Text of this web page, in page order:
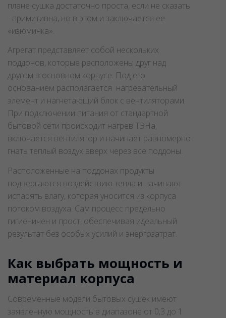
плане сушка достаточно проста, если не сказать
- примитивна, но в этом и заключается ее
«изюминка».
Агрегат представляет собой нескольких
поддонов, которые расположены друг над
другом в основном корпусе. Под его
основанием располагается нагревательный
элемент и нагнетающий блок с вентиляторами.
При подключении питания от стандартной
бытовой сети происходит нагрев ТЭНа,
включается вентилятор и начинает равномерно
гнать теплый воздух вверх через все поддоны.
Расположенные на поддонах продукты
подвергаются воздействию тепла и начинают
испарять влагу, которая уносится из корпуса
потоком воздуха. Сам процесс предельно
гигиеничен и прост, обеспечивая идеальный
результат без особых усилий и энергозатрат.
Как выбрать мощность и
материал корпуса
Современные модели бытовых сушек имеют
заявленную мощность в диапазоне от 0,3 до 1